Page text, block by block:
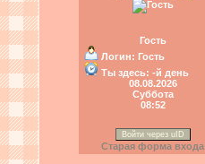
Гость
Логин: Гость
Ты здесь: -й день
08.08.2026
Суббота
08:52
Войти через uID
Старая форма входа